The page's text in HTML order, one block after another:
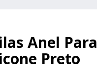
Anel
Preto